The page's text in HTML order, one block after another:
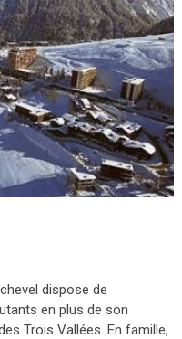
dispose de
en plus de son
Trois Vallées. En famille,